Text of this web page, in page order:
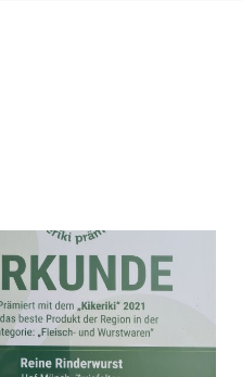
Zwiefalter